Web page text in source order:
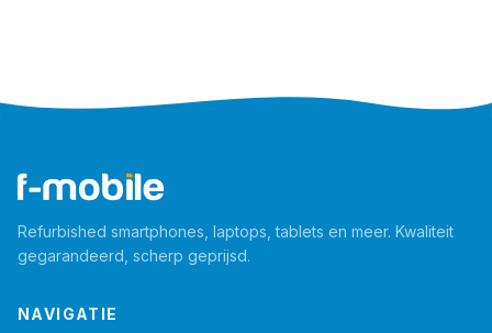
Refurbished smartphones, laptops, tablets en meer. Kwaliteit
gegarandeerd, scherp geprijsd.
NAVIGATIE